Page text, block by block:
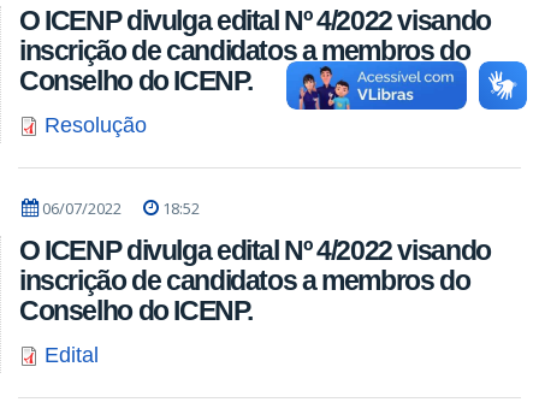
O ICENP divulga edital Nº 4/2022 visando
inscrição de candidatos a membros do
Conselho do ICENP.
Resolução
06/07/2022 18:52
O ICENP divulga edital Nº 4/2022 visando
inscrição de candidatos a membros do
Conselho do ICENP.
Edital